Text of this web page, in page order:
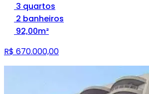
3 quartos
2 banheiros
92,00m²
R$ 670.000,00